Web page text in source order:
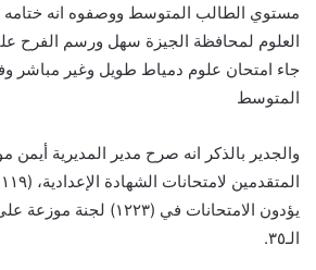
مستوي الطالب المتوسط ووصفوه انه
العلوم لمحافظة الجيزة سهل ورسم الفرح
جاء امتحان علوم دمياط طويل وغير مباشر
المتوسط
والجدير بالذكر انه صرح مدير المديرية
يؤدون الامتحانات في (١٢٢٣)
الـ٣٥.